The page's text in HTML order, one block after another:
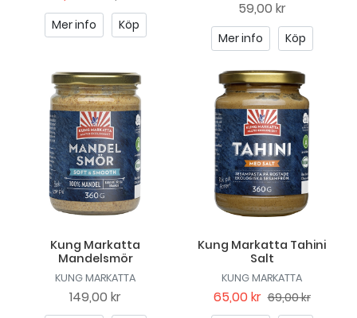
Mer info
Köp
59,00 kr
Mer info Köp
Kung Markatta
Mandelsmör
KUNG MARKATTA
149,00 kr
Kung Markatta Tahini
Salt
KUNG MARKATTA
65,00 kr 69,00 kr